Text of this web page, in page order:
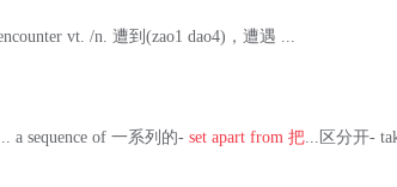
vt. /n. 遭到(zao1 dao4)，遭遇 ...
a sequence of 一系列的-set apart from 把...区分开-